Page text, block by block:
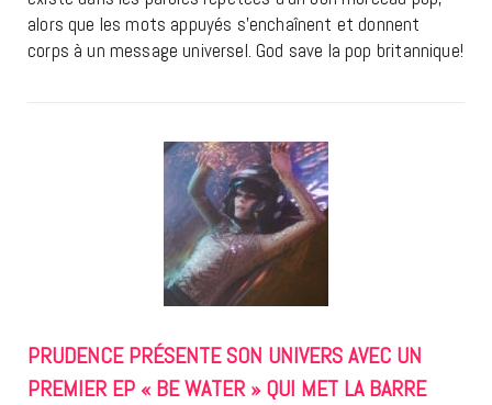
alors que les mots appuyés s’enchaînent et donnent
corps à un message universel. God save la pop britannique!
PRUDENCE PRÉSENTE SON UNIVERS AVEC UN
PREMIER EP « BE WATER » QUI MET LA BARRE